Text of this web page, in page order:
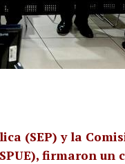
(SEP) y la
firmaron un